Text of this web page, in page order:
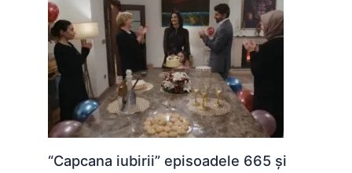
“Capcana iubirii” episoadele 665 și